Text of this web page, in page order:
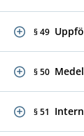
§ 49
§ 50
§ 51